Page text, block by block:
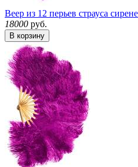
Веер из 12 перьев страуса
18000 руб.
В корзину